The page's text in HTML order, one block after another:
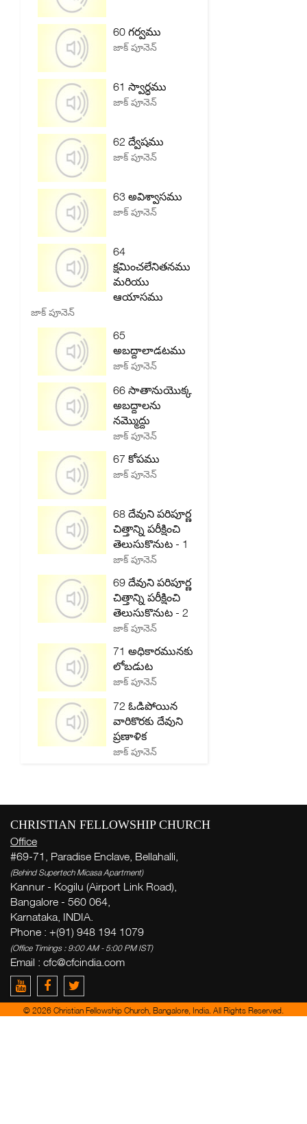
60 గర్వము
జాక్ పూనెన్
61 స్వార్ధము
జాక్ పూనెన్
62 ద్వేషము
జాక్ పూనెన్
63 అవిశ్వాసము
జాక్ పూనెన్
64
క్షమించలేనితనము
మరియు
ఆయాసము
జాక్ పూనెన్
65
అబద్దాలాడటము
జాక్ పూనెన్
66 సాతానుయొక్క
అబద్దాలను
నమ్మొద్దు
జాక్ పూనెన్
67 కోపము
జాక్ పూనెన్
68 దేవుని పరిపూర్ణ
చిత్తాన్ని పరీక్షించి
తెలుసుకొనుట - 1
జాక్ పూనెన్
69 దేవుని పరిపూర్ణ
చిత్తాన్ని పరీక్షించి
తెలుసుకొనుట - 2
జాక్ పూనెన్
71 అధికారమునకు
లోబడుట
జాక్ పూనెన్
72 ఓడిపోయిన
వారికొరకు దేవుని
ప్రణాళిక
జాక్ పూనెన్
CHRISTIAN FELLOWSHIP CHURCH
Office
#69-71, Paradise Enclave, Bellahalli,
(Behind Supertech Micasa Apartment)
Kannur - Kogilu (Airport Link Road),
Bangalore - 560 064,
Karnataka, INDIA.
Phone : +(91) 948 194 1079
(Office Timings : 9:00 AM - 5:00 PM IST)
Email : cfc@cfcindia.com
© 2026 Christian Fellowship Church, Bangalore, India. All Rights Reserved.